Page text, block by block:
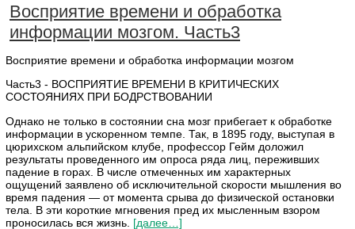
Восприятие времени и обработка
информации мозгом. Часть3
Восприятие времени и обработка информации мозгом
Часть3 - ВОСПРИЯТИЕ ВРЕМЕНИ В КРИТИЧЕСКИХ
СОСТОЯНИЯХ ПРИ БОДРСТВОВАНИИ
Однако не только в состоянии сна мозг прибегает к обработке
информации в ускоренном темпе. Так, в 1895 году, выступая в
цюрихском альпийском клубе, профессор Гейм доложил
результаты проведенного им опроса ряда лиц, переживших
падение в горах. В числе отмеченных им характерных
ощущений заявлено об исключительной скорости мышления во
время падения — от момента срыва до физической остановки
тела. В эти короткие мгновения пред их мысленным взором
проносилась вся жизнь. [далее…]